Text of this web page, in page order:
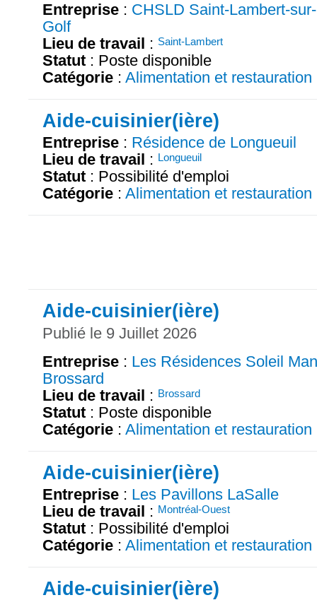
Entreprise : CHSLD Saint-Lambert-
Golf
Lieu de travail : Saint-Lambert
Statut : Poste disponible
Catégorie : Alimentation et restauration
Aide-cuisinier(ière)
Entreprise : Résidence de Longueuil
Lieu de travail : Longueuil
Statut : Possibilité d'emploi
Catégorie : Alimentation et restauration
Aide-cuisinier(ière)
Publié le 9 Juillet 2026
Entreprise : Les Résidences Soleil
Brossard
Lieu de travail : Brossard
Statut : Poste disponible
Catégorie : Alimentation et restauration
Aide-cuisinier(ière)
Entreprise : Les Pavillons LaSalle
Lieu de travail : Montréal-Ouest
Statut : Possibilité d'emploi
Catégorie : Alimentation et restauration
Aide-cuisinier(ière)